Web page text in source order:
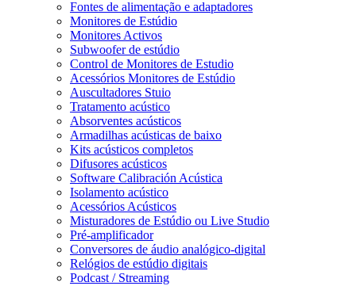
Fontes de alimentação e adaptadores
Monitores de Estúdio
Monitores Activos
Subwoofer de estúdio
Control de Monitores de Estudio
Acessórios Monitores de Estúdio
Auscultadores Stuio
Tratamento acústico
Absorventes acústicos
Armadilhas acústicas de baixo
Kits acústicos completos
Difusores acústicos
Software Calibración Acústica
Isolamento acústico
Acessórios Acústicos
Misturadores de Estúdio ou Live Studio
Pré-amplificador
Conversores de áudio analógico-digital
Relógios de estúdio digitais
Podcast / Streaming